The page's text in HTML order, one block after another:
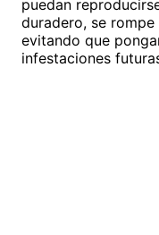
puedan
duradero, se
evitando que
infestaciones